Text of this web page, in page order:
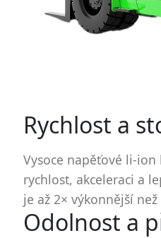
Rychlost a
Vysoce napěťové li-
rychlost, akceleraci a
je až 2× výkonnější
Odolnost a